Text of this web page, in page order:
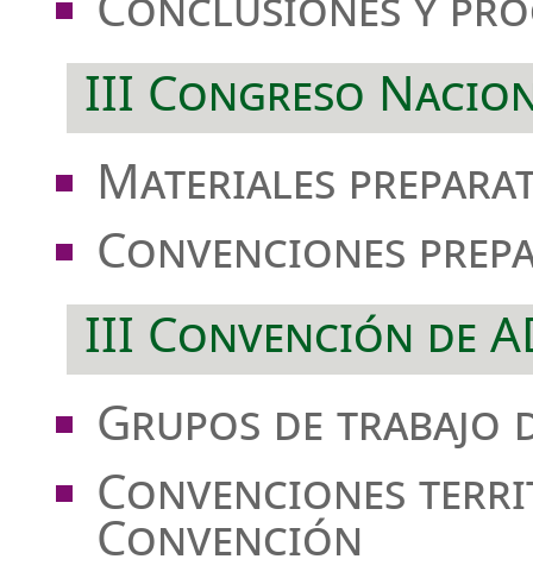
III Congreso
Materiales
Convenciones
III Convención de
Grupos de trabajo
Convenciones
Convención